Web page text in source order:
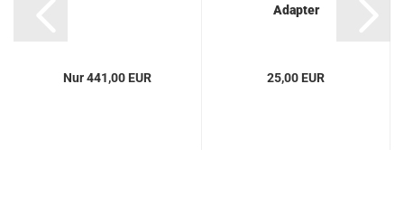
Nur 441,00 EUR
Adapter
25,00 EUR